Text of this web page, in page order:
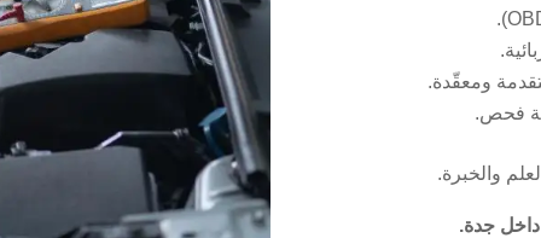
ومعقّدة.
فحص.
والخبرة.
جدة.